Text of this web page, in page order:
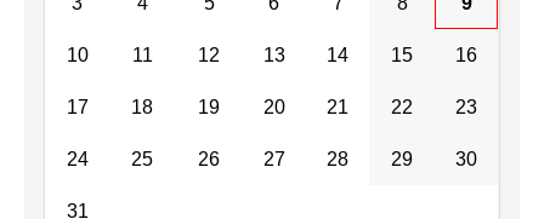
10 11 12 13 14 15 16
17 18 19 20 21 22 23
24 25 26 27 28 29 30
31